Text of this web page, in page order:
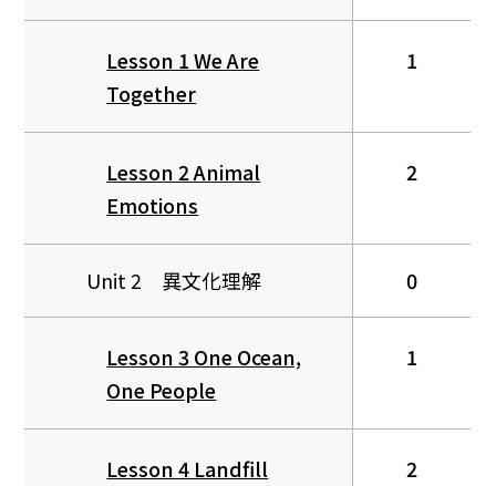
Lesson 1 We Are
Together
1
Lesson 2 Animal
Emotions
2
Unit 2 異文化理解 0
Lesson 3 One Ocean,
One People
1
Lesson 4 Landfill
2